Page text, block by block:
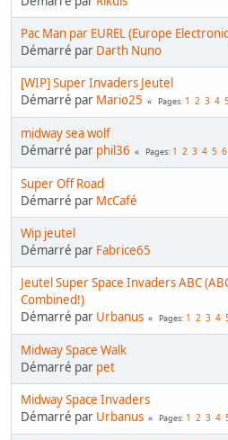
Pac Man par EUREL (Europe
Démarré par Darth Nuno
[WIP] Super Invaders Jeutel
Démarré par Mario25 Pages 1 2 3 4
midway sea wolf
Démarré par phil36 Pages 1 2 3 4 5 6
Super Off Road
Démarré par McCafé
Wip jeutel
Démarré par Fabrice65
Jeutel Super Space Invaders ABC
Combined!)
Démarré par Urbanus Pages 1 2 3 4
Midway Space Walk
Démarré par pet
Midway Space Invaders
Démarré par Urbanus Pages 1 2 3 4